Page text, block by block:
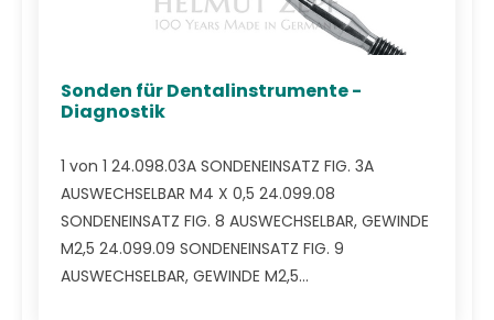
Sonden für Dentalinstrumente -
Diagnostik
1 von 1 24.098.03A SONDENEINSATZ FIG. 3A
AUSWECHSELBAR M4 X 0,5 24.099.08
SONDENEINSATZ FIG. 8 AUSWECHSELBAR, GEWINDE
M2,5 24.099.09 SONDENEINSATZ FIG. 9
AUSWECHSELBAR, GEWINDE M2,5...